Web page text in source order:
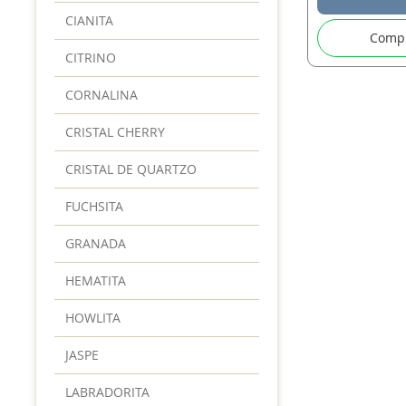
CIANITA
CITRINO
CORNALINA
CRISTAL CHERRY
CRISTAL DE QUARTZO
FUCHSITA
GRANADA
HEMATITA
HOWLITA
JASPE
LABRADORITA